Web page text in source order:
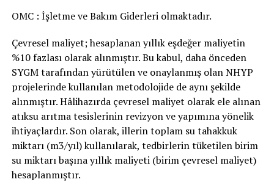
OMC : İşletme ve Bakım Giderleri olmaktadır.
Çevresel maliyet; hesaplanan yıllık eşdeğer maliyetin
%10 fazlası olarak alınmıştır. Bu kabul, daha önceden
SYGM tarafından yürütülen ve onaylanmış olan NHYP
projelerinde kullanılan metodolojide de aynı şekilde
alınmıştır. Hâlihazırda çevresel maliyet olarak ele alınan
atıksu arıtma tesislerinin revizyon ve yapımına yönelik
ihtiyaçlardır. Son olarak, illerin toplam su tahakkuk
miktarı (m3/yıl) kullanılarak, tedbirlerin tüketilen birim
su miktarı başına yıllık maliyeti (birim çevresel maliyet)
hesaplanmıştır.